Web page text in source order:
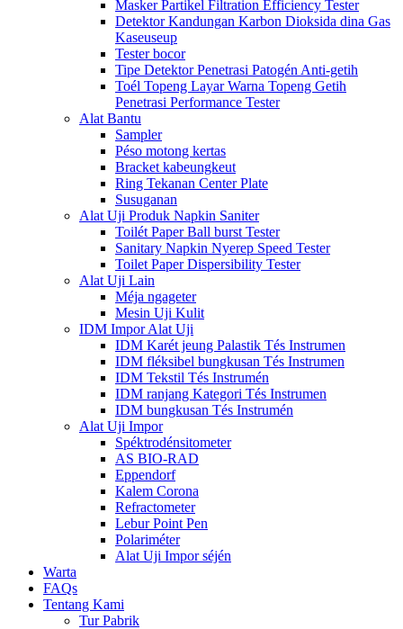
Masker Partikel Filtration Efficiency Tester
Detektor Kandungan Karbon Dioksida dina Gas
Kaseuseup
Tester bocor
Tipe Detektor Penetrasi Patogén Anti-getih
Toél Topeng Layar Warna Topeng Getih
Penetrasi Performance Tester
Alat Bantu
Sampler
Péso motong kertas
Bracket kabeungkeut
Ring Tekanan Center Plate
Susuganan
Alat Uji Produk Napkin Saniter
Toilét Paper Ball burst Tester
Sanitary Napkin Nyerep Speed ​​Tester
Toilet Paper Dispersibility Tester
Alat Uji Lain
Méja ngageter
Mesin Uji Kulit
IDM Impor Alat Uji
IDM Karét jeung Palastik Tés Instrumen
IDM fléksibel bungkusan Tés Instrumen
IDM Tekstil Tés Instrumén
IDM ranjang Kategori Tés Instrumen
IDM bungkusan Tés Instrumén
Alat Uji Impor
Spéktrodénsitometer
AS BIO-RAD
Eppendorf
Kalem Corona
Refractometer
Lebur Point Pen
Polariméter
Alat Uji Impor séjén
Warta
FAQs
Tentang Kami
Tur Pabrik